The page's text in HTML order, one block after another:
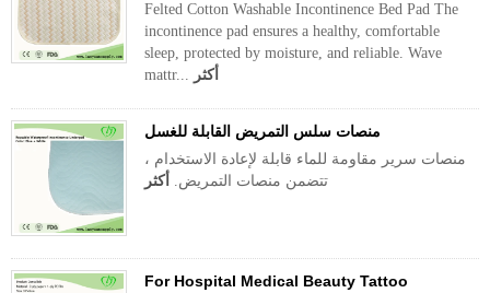
Felted Cotton Washable Incontinence Bed Pad The
incontinence pad ensures a healthy, comfortable
sleep, protected by moisture, and reliable. Wave
mattr... أكثر
منصات سلس التمريض القابلة للغسل
منصات سرير مقاومة للماء قابلة لإعادة الاستخدام ،
تتضمن منصات التمريض. أكثر
For Hospital Medical Beauty Tattoo